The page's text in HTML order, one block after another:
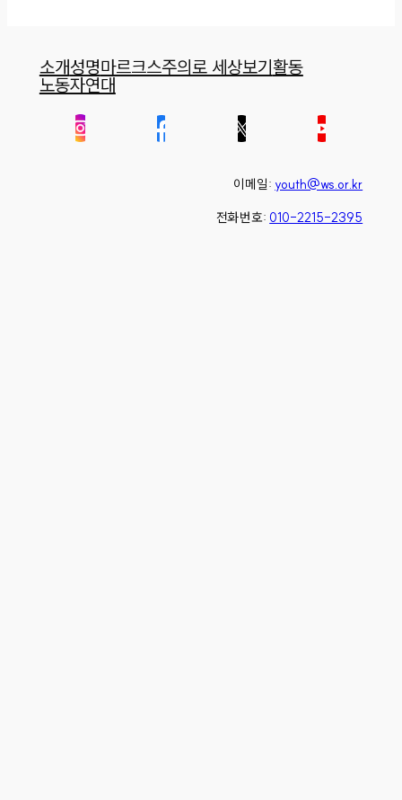
소개성명마르크스주의로 세상보기활동
노동자연대
이메일: youth@ws.or.kr
전화번호: 010-2215-2395